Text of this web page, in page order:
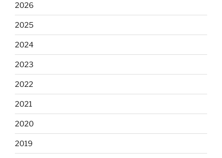
2026
2025
2024
2023
2022
2021
2020
2019